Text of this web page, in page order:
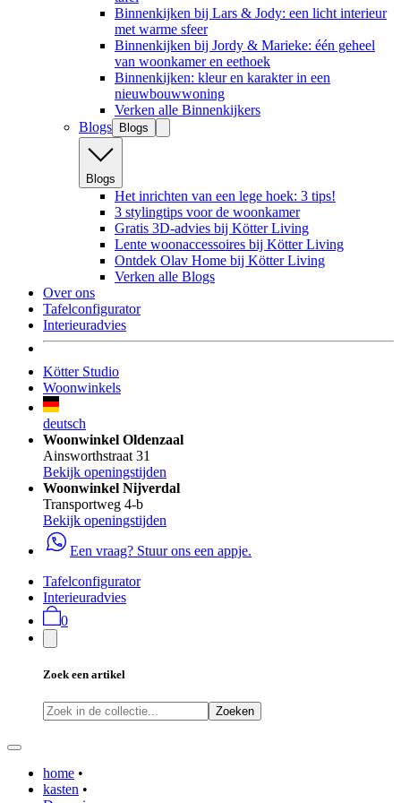
Binnenkijken bij Lars & Jody: een licht interieur
met warme sfeer
Binnenkijken bij Jordy & Marieke: één geheel
van woonkamer en eethoek
Binnenkijken: kleur en karakter in een
nieuwbouwwoning
Verken alle Binnenkijkers
Blogs
Blogs
Blogs
Het inrichten van een lege hoek: 3 tips!
3 stylingtips voor de woonkamer
Gratis 3D-advies bij Kötter Living
Lente woonaccessoires bij Kötter Living
Ontdek Olav Home bij Kötter Living
Verken alle Blogs
Over ons
Tafelconfigurator
Interieuradvies
Kötter Studio
Woonwinkels
deutsch
Woonwinkel Oldenzaal
Ainsworthstraat 31
Bekijk openingstijden
Woonwinkel Nijverdal
Transportweg 4-b
Bekijk openingstijden
Een vraag? Stuur ons een appje.
Tafelconfigurator
Interieuradvies
0
Zoek een artikel
Zoeken
home •
kasten •